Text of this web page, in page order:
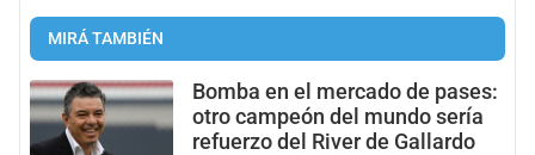
MIRÁ TAMBIÉN
Bomba en el mercado de pases:
otro campeón del mundo sería
refuerzo del River de Gallardo